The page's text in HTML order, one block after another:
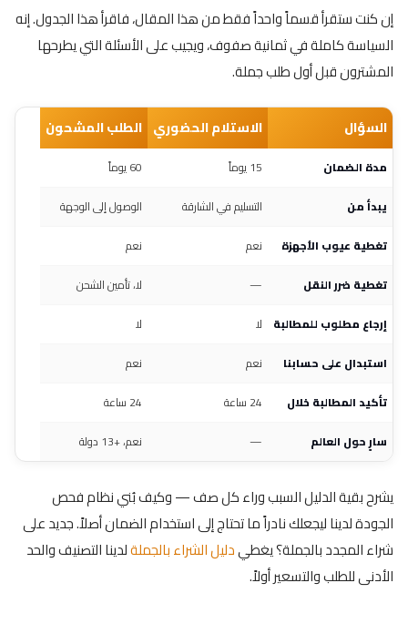
إن كنت ستقرأ قسماً واحداً فقط من هذا المقال، فاقرأ هذا الجدول. إنه
السياسة كاملة في ثمانية صفوف، ويجيب على الأسئلة التي يطرحها
المشترون قبل أول طلب جملة.
السؤال الاستلام الحضوري الطلب المشحون
مدة الضمان 15 يوماً
60 يوماً
يبدأ من
التسليم في الشارقة
الوصول إلى الوجهة
تغطية عيوب الأجهزة
نعم
نعم
تغطية ضرر النقل
—
لا، تأمين الشحن
إرجاع مطلوب للمطالبة
لا
لا
استبدال على حسابنا
نعم
نعم
تأكيد المطالبة خلال
24 ساعة
24 ساعة
سارٍ حول العالم
— نعم، +13 دولة
يشرح بقية الدليل السبب وراء كل صف — وكيف بُني نظام فحص
الجودة لدينا ليجعلك نادراً ما تحتاج إلى استخدام الضمان أصلاً. جديد على
شراء المجدد بالجملة؟ يغطيدليل الشراء بالجملةلدينا التصنيف والحد
الأدنى للطلب والتسعير أولاً.